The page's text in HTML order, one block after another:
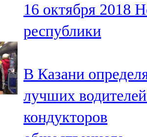
16 октября 2018
республики
В Казани
лучших
кондукторов